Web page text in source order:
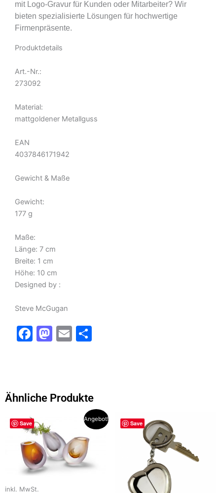
mit Logo-Gravur für Kunden oder Mitarbeiter? Wir
bieten spezialisierte Lösungen für hochwertige
Firmenpräsente.
Produktdetails
Art.-Nr.:
273092
Material:
mattgoldener Metallguss
EAN
4037846171942
Gewicht & Maße
Gewicht:
177 g
Maße:
Länge: 7 cm
Breite: 1 cm
Höhe: 10 cm
Designed by :
Steve McGugan
F
b
o
k
M
d
n
E
Ähnliche Produkte
Save
Angebot!
inkl. MwSt.
Dieses
Produkt
weist
mehrere
Varianten
Die
Save